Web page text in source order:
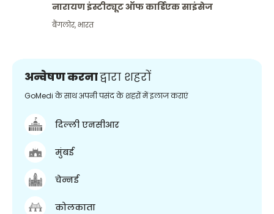
नारायण इंस्टीट्यूट ऑफ कार्डिएक साइंसेज
बैंगलोर,भारत
अन्वेषण करनाद्वारा शहरों
GoMedi के साथ अपनी पसंद के शहरों में इलाज कराएं
दिल्ली एनसीआर
मुंबई
चेन्नई
कोलकाता